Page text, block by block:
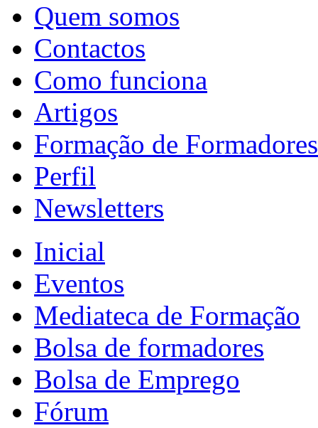
Quem somos
Contactos
Como funciona
Artigos
Formação de Formadores
Perfil
Newsletters
Inicial
Eventos
Mediateca de Formação
Bolsa de formadores
Bolsa de Emprego
Fórum